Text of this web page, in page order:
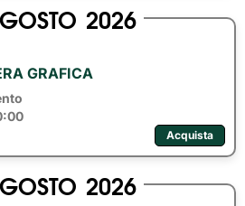
2026
GRAFICA
Acquista
2026